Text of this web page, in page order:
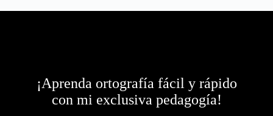
¡Aprenda ortografía fácil y rápido
con mi exclusiva pedagogía!